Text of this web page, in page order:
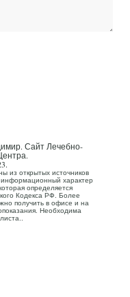
Сайт Лечебно-
из открытых источников
характер
определяется
Кодекса РФ. Более
получить в офисе и на
Необходима